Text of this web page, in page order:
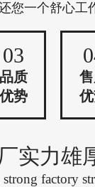
您一个舒心工
03
品质
优势
实力雄
factory